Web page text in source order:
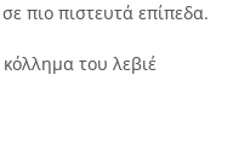
πιο πιστευτά επίπεδα.
του λεβιέ